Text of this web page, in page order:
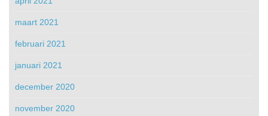
maart 2021
februari 2021
januari 2021
december 2020
november 2020